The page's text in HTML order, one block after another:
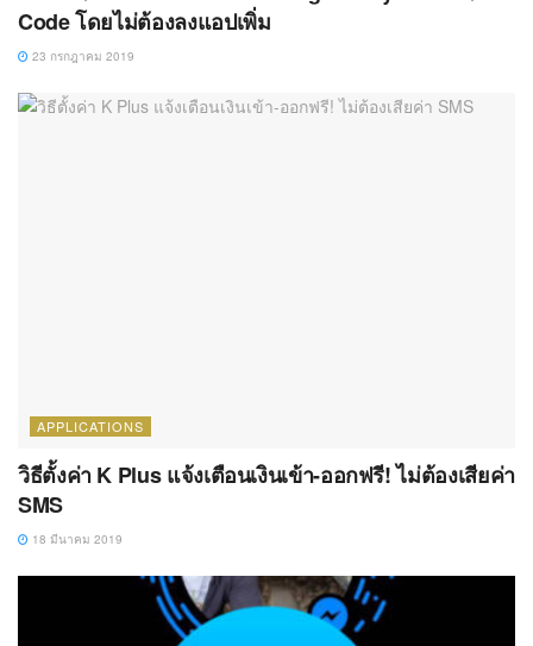
Code โดยไม่ต้องลงแอปเพิ่ม
23 กรกฎาคม 2019
APPLICATIONS
วิธีตั้งค่า K Plus แจ้งเตือนเงินเข้า-ออกฟรี! ไม่ต้องเสียค่า
SMS
18 มีนาคม 2019